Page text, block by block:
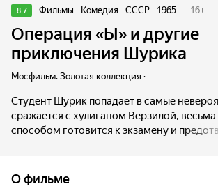
8.7 Фильмы Комедия СССР 1965 16+
Операция «Ы» и другие
приключения Шурика
Мосфильм. Золотая коллекция ·
Студент Шурик попадает в самые
сражается с хулиганом Верзилой,
способом готовится к экзамену и
О фильме